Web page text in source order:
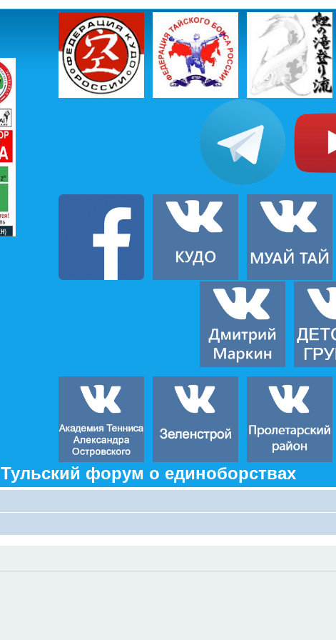
Тульский форум о единоборствах